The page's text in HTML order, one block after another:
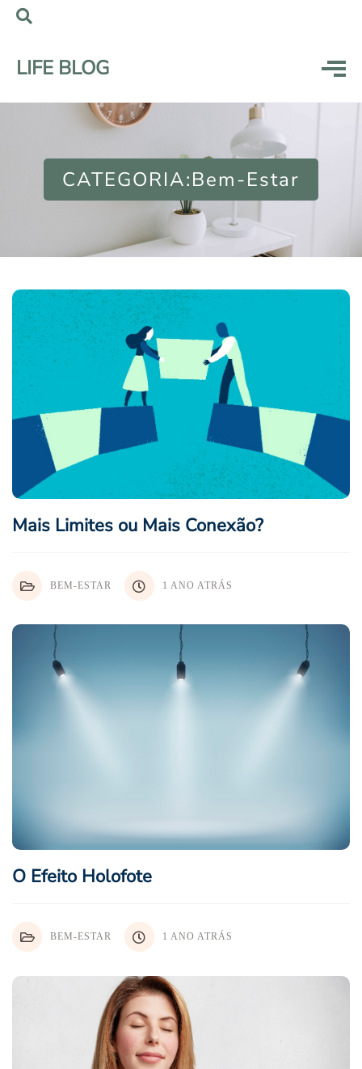
LIFE BLOG
CATEGORIA:Bem-Estar
Mais Limites ou Mais Conexão?
BEM-ESTAR 1 ANO ATRÁS
O Efeito Holofote
BEM-ESTAR 1 ANO ATRÁS